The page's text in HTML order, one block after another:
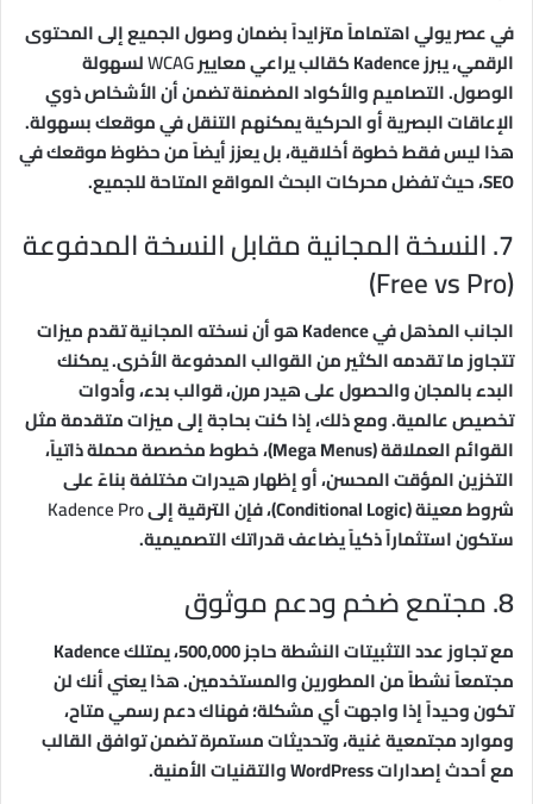
في عصر يولي اهتماماً متزايداً بضمان وصول الجميع إلى المحتوى
الرقمي، يبرز Kadence كقالب يراعي معايير
WCAGلسهولة
الوصول. التصاميم والأكواد المضمنة تضمن أن الأشخاص ذوي
الإعاقات البصرية أو الحركية يمكنهم التنقل في موقعك بسهولة.
هذا ليس فقط خطوة أخلاقية، بل يعزز أيضاً من حظوظ موقعك في
SEO، حيث تفضل محركات البحث المواقع المتاحة للجميع.
7. النسخة المجانية مقابل النسخة المدفوعة
(Free vs Pro)
الجانب المذهل في Kadence هو أن نسخته المجانية تقدم ميزات
تتجاوز ما تقدمه الكثير من القوالب المدفوعة الأخرى. يمكنك
البدء بالمجان والحصول على هيدر مرن، قوالب بدء، وأدوات
تخصيص عالمية. ومع ذلك، إذا كنت بحاجة إلى ميزات متقدمة مثل
القوائم العملاقة (Mega Menus)، خطوط مخصصة محملة ذاتياً،
التخزين المؤقت المحسن، أو إظهار هيدرات مختلفة بناءً على
شروط معينة (Conditional Logic)، فإن الترقية إلى
Kadence Pro
ستكون استثماراً ذكياً يضاعف قدراتك التصميمية.
8. مجتمع ضخم ودعم موثوق
مع تجاوز عدد التثبيتات النشطة حاجز 500,000، يمتلك Kadence
مجتمعاً نشطاً من المطورين والمستخدمين. هذا يعني أنك لن
تكون وحيداً إذا واجهت أي مشكلة؛ فهناك دعم رسمي متاح،
وموارد مجتمعية غنية، وتحديثات مستمرة تضمن توافق القالب
مع أحدث إصدارات WordPress والتقنيات الأمنية.